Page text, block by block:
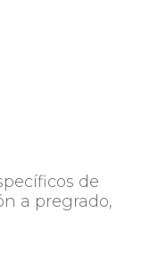
de
a pregrado,